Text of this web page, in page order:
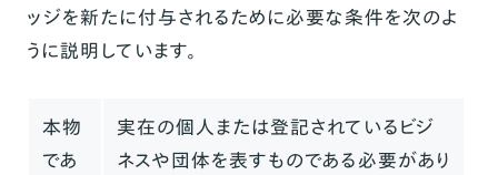
ッジを新たに付与されるために必要な条件を次のよ
うに説明しています。
本物
であ
実在の個人または登記されているビジ
ネスや団体を表すものである必要があり